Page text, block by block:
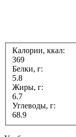
Калории, ккал:
369
Белки, г:
5.8
Жиры, г:
6.7
Углеводы, г:
68.9